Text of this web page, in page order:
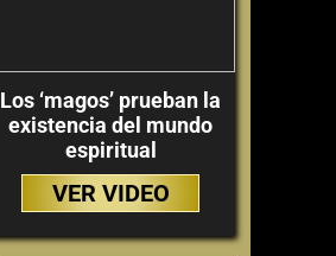
Los ‘magos’ prueban la
existencia del mundo
espiritual
VER VIDEO